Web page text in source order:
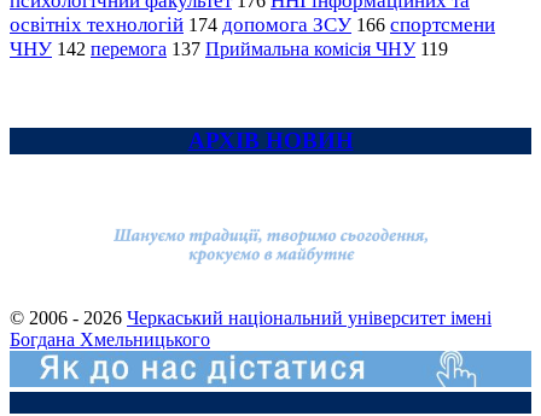
освітніх технологій 174 допомога ЗСУ 166 спортсмени
ЧНУ 142 перемога 137 Приймальна комісія ЧНУ 119
АРХІВ НОВИН
© 2006 - 2026 Черкаський національний університет імені
Богдана Хмельницького